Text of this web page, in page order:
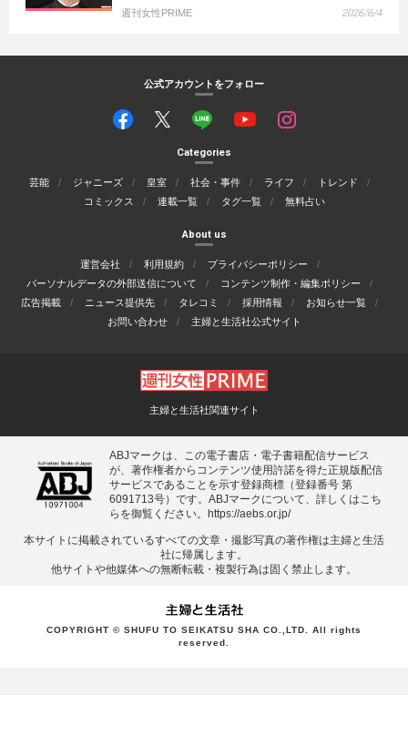
週刊女性PRIME 2026/6/4
公式アカウントをフォロー
Categories
芸能 ジャニーズ 皇室 社会・事件 ライフ
トレンド
コミックス
連載一覧 タグ一覧 無料占い
About us
運営会社 利用規約
プライバシーポリシー
パーソナルデータの外部送信について
コンテンツ制作・編集ポリシー
広告掲載
ニュース提供先 タレコミ 採用情報
お知らせ一覧
お問い合わせ
主婦と生活社公式サイト
主婦と生活社関連サイト
ABJマークは、この電子書店・電子書籍配信サービス
が、著作権者からコンテンツ使用許諾を得た正規版配信
サービスであることを示す登録商標（登録番号 第
6091713号）です。ABJマークについて、詳しくはこち
らを御覧ください。
https://aebs.or.jp/
本サイトに掲載されているすべての⽂章・撮影写真の著作権は主婦と⽣活
社に帰属します。
他サイトや他媒体への無断転載・複製⾏為は固く禁⽌します。
COPYRIGHT © SHUFU TO SEIKATSU SHA CO.,LTD. All rights
reserved.